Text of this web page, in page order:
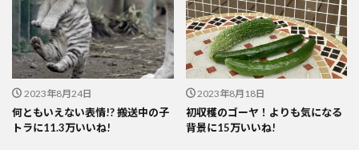
2023年8月24日
何ともいえない表情!? 搬送中の子
トラに11.3万いいね!
2023年8月18日
初収穫のゴーヤ！よりも気になる
背景に15万いいね!